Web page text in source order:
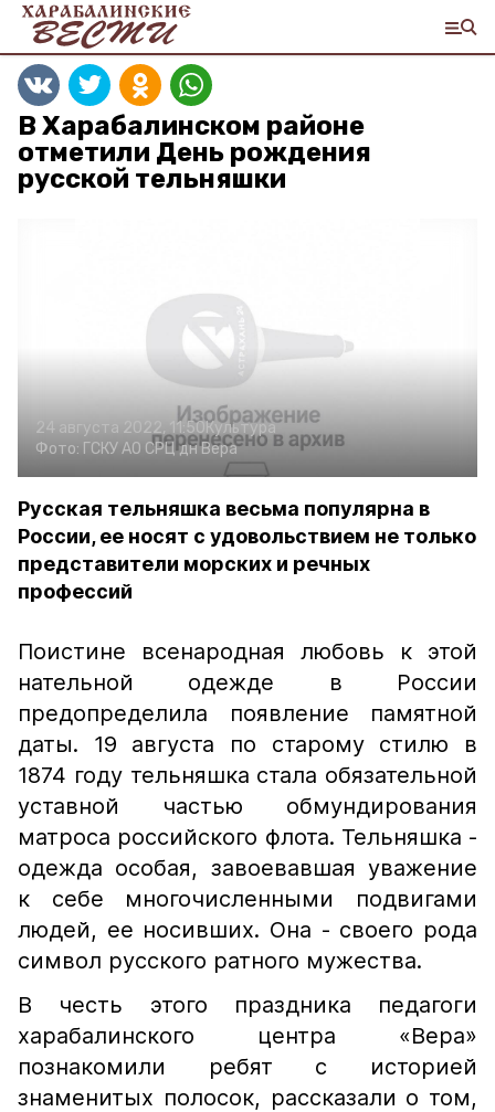
В Харабалинском районе
отметили День рождения
русской тельняшки
24 августа 2022, 11:50Культура
Фото: ГСКУ АО СРЦ дн Вера
Русская тельняшка весьма популярна в
России, ее носят с удовольствием не только
представители морских и речных
профессий
Поистине всенародная любовь к этой
нательной одежде в России
предопределила появление памятной
даты. 19 августа по старому стилю в
1874 году тельняшка стала обязательной
уставной частью обмундирования
матроса российского флота.​ Тельняшка -
одежда особая, завоевавшая уважение
к себе многочисленными подвигами
людей, ее носивших. Она - своего рода
символ русского ратного мужества.
В честь этого праздника педагоги
харабалинского центра «Вера»
познакомили ребят с историей
знаменитых полосок, рассказали о том,